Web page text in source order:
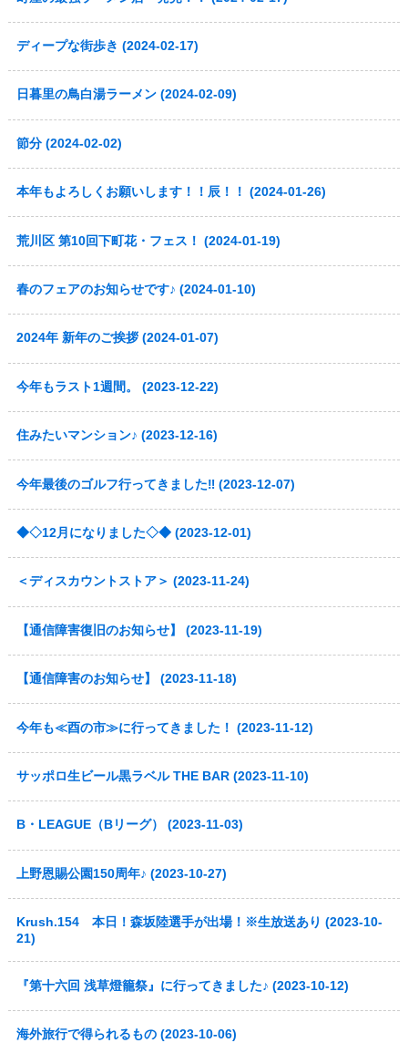
ディープな街歩き (2024-02-17)
日暮里の鳥白湯ラーメン (2024-02-09)
節分 (2024-02-02)
本年もよろしくお願いします！！辰！！ (2024-01-26)
荒川区 第10回下町花・フェス！ (2024-01-19)
春のフェアのお知らせです♪ (2024-01-10)
2024年 新年のご挨拶 (2024-01-07)
今年もラスト1週間。 (2023-12-22)
住みたいマンション♪ (2023-12-16)
今年最後のゴルフ行ってきました‼ (2023-12-07)
◆◇12月になりました◇◆ (2023-12-01)
＜ディスカウントストア＞ (2023-11-24)
【通信障害復旧のお知らせ】 (2023-11-19)
【通信障害のお知らせ】 (2023-11-18)
今年も≪酉の市≫に行ってきました！ (2023-11-12)
サッポロ生ビール黒ラベル THE BAR (2023-11-10)
B・LEAGUE（Bリーグ） (2023-11-03)
上野恩賜公園150周年♪ (2023-10-27)
Krush.154 本日！森坂陸選手が出場！※生放送あり (2023-10-
21)
『第十六回 浅草燈籠祭』に行ってきました♪ (2023-10-12)
海外旅行で得られるもの (2023-10-06)